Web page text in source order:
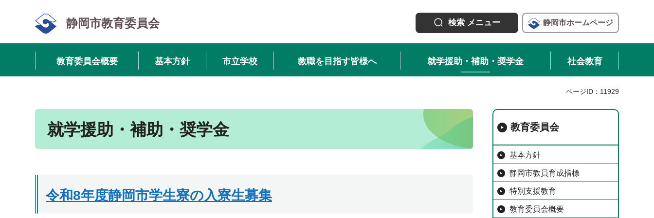
静岡市教育委員会 検索メニュー 静岡市ホームページ
教育委員会概要 基本方針 市立学校 教職を目指す皆様へ 就学援助・補助・奨学金 社会教育
ページID：11929
就学援助・補助・奨学金
令和8年度静岡市学生寮の入寮生募集
教育委員会
基本方針
静岡市教員育成指標
特別支援教育
教育委員会概要